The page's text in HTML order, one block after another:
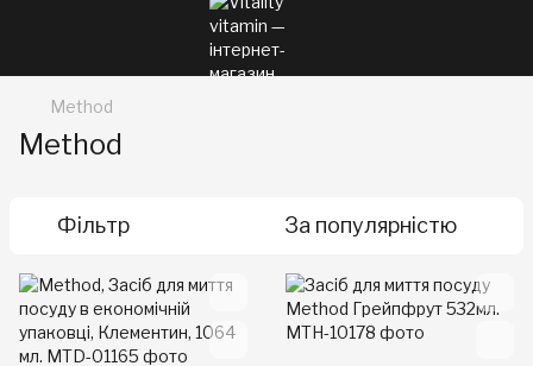
Method
Method
Фільтр За популярністю